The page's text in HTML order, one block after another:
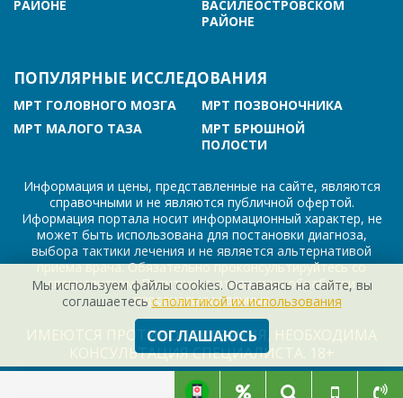
РАЙОНЕ
ВАСИЛЕОСТРОВСКОМ
РАЙОНЕ
ПОПУЛЯРНЫЕ ИССЛЕДОВАНИЯ
МРТ ГОЛОВНОГО МОЗГА
МРТ ПОЗВОНОЧНИКА
МРТ МАЛОГО ТАЗА
МРТ БРЮШНОЙ
ПОЛОСТИ
Информация и цены, представленные на сайте, являются
справочными и не являются публичной офертой.
Иформация портала носит информационный характер, не
может быть использована для постановки диагноза,
выбора тактики лечения и не является альтернативой
приема врача. Обязательно проконсультируйтесь со
специалистом! Политика в отношении обработки
персональных данных
ИМЕЮТСЯ ПРОТИВОПОКАЗАНИЯ, НЕОБХОДИМА
КОНСУЛЬТАЦИЯ СПЕЦИАЛИСТА. 18+
Мы используем файлы cookies. Оставаясь на сайте, вы
соглашаетесьс политикой их использования
СОГЛАШАЮСЬ